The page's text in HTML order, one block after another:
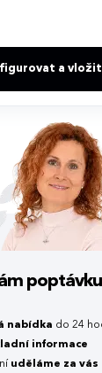
a
poptávku
nabídka do 24
informace
uděláme za vás